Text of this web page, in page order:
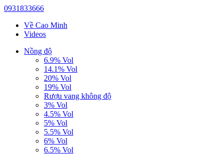
0931833666
Về Cao Minh
Videos
Nồng độ
6.9% Vol
14.1% Vol
20% Vol
19% Vol
Rượu vang không độ
3% Vol
4.5% Vol
5% Vol
5.5% Vol
6% Vol
6.5% Vol